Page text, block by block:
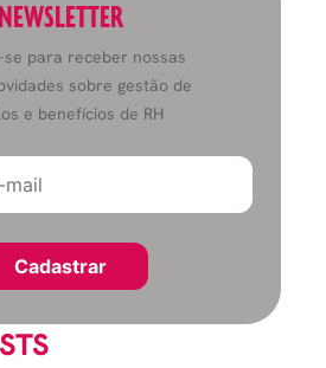
NEWSLETTER
se para receber nossas
sobre gestão de
e benefícios de RH